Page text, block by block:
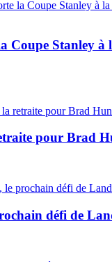
Coupe Stanley à
pour Brad
défi de